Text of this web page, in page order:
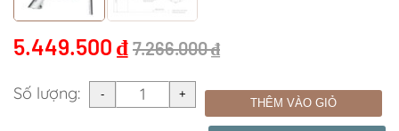
5.449.500 ₫ 7.266.000₫
Số lượng: THÊM VÀO GIỎ